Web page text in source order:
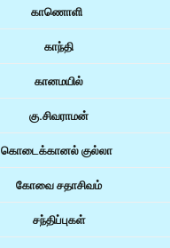
காணொளி
காந்தி
கானமயில்
கு.சிவராமன்
கொடைக்கானல் குல்லா
கோவை சதாசிவம்
சந்திப்புகள்